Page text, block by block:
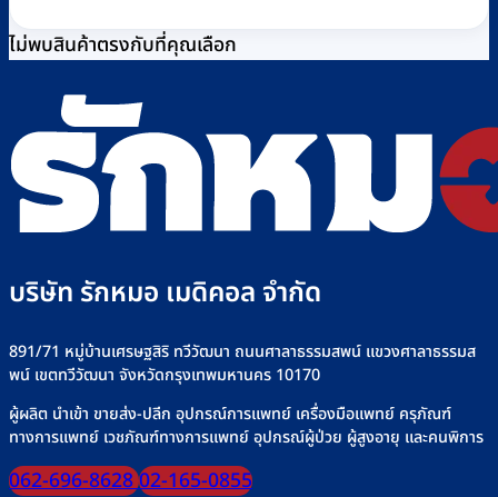
ไม่พบสินค้าตรงกับที่คุณเลือก
บริษัท รักหมอ เมดิคอล จำกัด
891/71 หมู่บ้านเศรษฐสิริ ทวีวัฒนา ถนนศาลาธรรมสพน์ แขวงศาลาธรรมส
พน์ เขตทวีวัฒนา จังหวัดกรุงเทพมหานคร 10170
ผู้ผลิต นำเข้า ขายส่ง-ปลีก อุปกรณ์การแพทย์ เครื่องมือแพทย์ ครุภัณฑ์
ทางการแพทย์ เวชภัณฑ์ทางการแพทย์ อุปกรณ์ผู้ป่วย ผู้สูงอายุ และคนพิการ
062-696-862802-165-0855